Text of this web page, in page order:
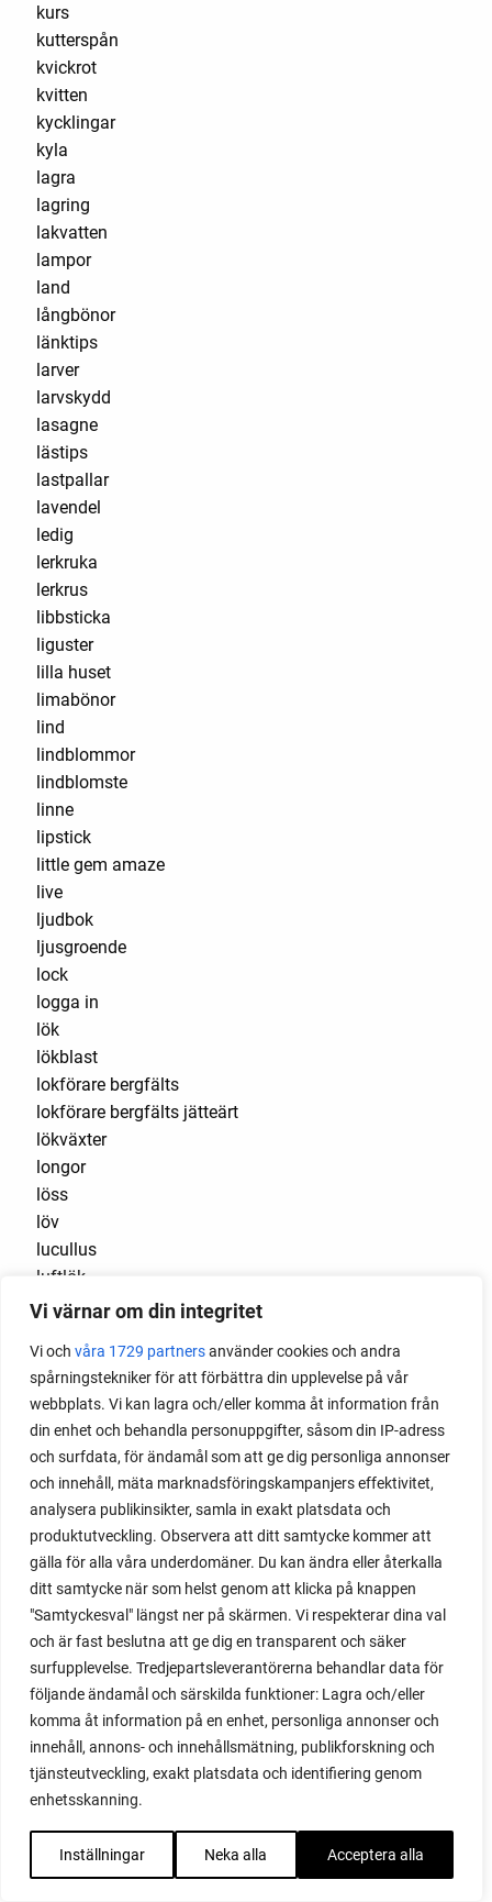
Vi värnar om din integritet
Vi och våra 1729 partnersanvänder cookies och andra
spårningstekniker för att förbättra din upplevelse på vår
webbplats. Vi kan lagra och/eller komma åt information från
din enhet och behandla personuppgifter, såsom din IP-adress
och surfdata, för ändamål som att ge dig personliga annonser
och innehåll, mäta marknadsföringskampanjers effektivitet,
analysera publikinsikter, samla in exakt platsdata och
produktutveckling. Observera att ditt samtycke kommer att
gälla för alla våra underdomäner. Du kan ändra eller återkalla
ditt samtycke när som helst genom att klicka på knappen
"Samtyckesval" längst ner på skärmen. Vi respekterar dina val
och är fast beslutna att ge dig en transparent och säker
surfupplevelse. Tredjepartsleverantörerna behandlar data för
följande ändamål och särskilda funktioner: Lagra och/eller
komma åt information på en enhet, personliga annonser och
innehåll, annons- och innehållsmätning, publikforskning och
tjänsteutveckling, exakt platsdata och identifiering genom
enhetsskanning.
Inställningar Neka alla Acceptera alla
kurs
kutterspån
kvickrot
kvitten
kycklingar
kyla
lagra
lagring
lakvatten
lampor
land
långbönor
länktips
larver
larvskydd
lasagne
lästips
lastpallar
lavendel
ledig
lerkruka
lerkrus
libbsticka
liguster
lilla huset
limabönor
lind
lindblommor
lindblomste
linne
lipstick
little gem amaze
live
ljudbok
ljusgroende
lock
logga in
lök
lökblast
lokförare bergfälts
lokförare bergfälts jätteärt
lökväxter
longor
löss
löv
lucullus
luftlök
luktärt
Luleå
maché
majrova
majs
majskolvar
måla
malou efter tio
mangold
märgärt
märgärter
markduk
marmelad
mars
marsvin
mask
maskkompost
maskrosor
mässa
mat